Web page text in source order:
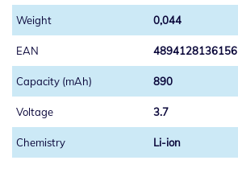
0,044
4894128136156
890
3.7
Li-ion